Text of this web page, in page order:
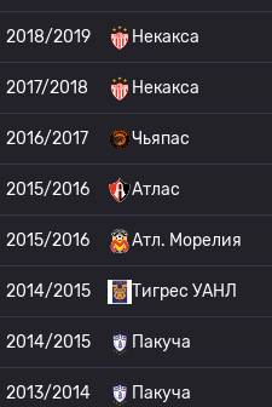
2018/2019 Некакса
2017/2018 Некакса
2016/2017 Чьяпас
2015/2016 Атлас
2015/2016 Атл. Морелия
2014/2015 Тигрес УАНЛ
2014/2015 Пакуча
2013/2014 Пакуча